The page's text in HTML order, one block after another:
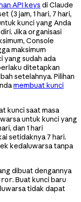
API keys di Claude
(3 jam, 1 hari, 7 hari,
kunci yang Anda
Jika organisasi
Console
maksimum
yang sudah ada
ditetapkan
setelahnya. Pilihan
membuat kunci
kunci saat masa
untuk kunci yang
dan 1 hari
setidaknya 7 hari.
kedaluwarsa tanpa
dibuat dengannya
. Buat kunci baru
tidak dapat